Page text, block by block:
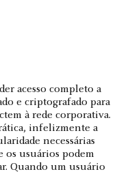
acesso completo a
e criptografado para
à rede corporativa.
infelizmente a
necessárias
os usuários podem
Quando um usuário